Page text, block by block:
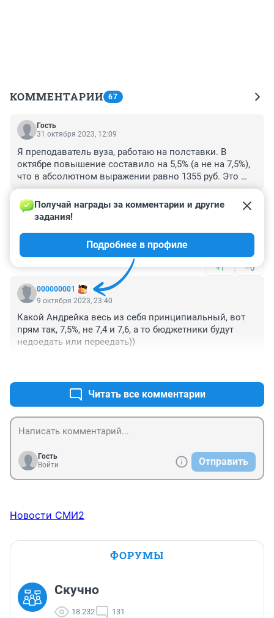
КОММЕНТАРИИ 67
Гость
31 октября 2023, 12:09
Я преподаватель вуза, работаю на полставки. В
октябре повышение составило на 5,5% (а не на 7,5%),
что в абсолютном выражении равно 1355 руб. Это
называется существенное улучшение уровня жизни?
Я по выходным вынужден подрабатывать грузчиком
(при наличии учёной степени), чтобы прокормить
мне прибавили. Это не забота о нашем образовании,
а позор. Меня спасает то, что я работаю на полставки,
и у меня есть работа, которая приносит основной
доход. А что делать тем, у кого это основная работа?
Семью не заводить, детей не рожать? Тогда денег
будет хватать.
–0
Гость
Даже читать противно...
+1 –0
000000001
Получай награды за комментарии и другие
задания!
Подробнее в профиле
9 октября 2023, 23:40
Какой Андрейка весь из себя принципиальный, вот
прям так, 7,5%, не 7,4 и 7,6, а то бюджетники будут
недоедать или переедать))
Читать все комментарии
Гость
Войти
Отправить
Новости СМИ2
ФОРУМЫ
Скучно
18 232 131